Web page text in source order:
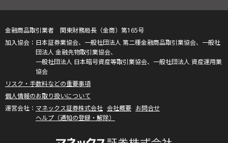
金融商品取引業者 関東財務局長（金商）第165号
日本証券業協会、一般社団法人 第二種金融商品取引業協会、一般社
団法人 金融先物取引業協会、
一般社団法人 日本暗号資産等取引業協会、一般社団法人 資産運用業
協会
リスク・手数料などの重要事項
個人情報のお取り扱いについて
マネックス証券株式会社 会社概要 お問合せ
ヘルプ（通知の登録・解除）